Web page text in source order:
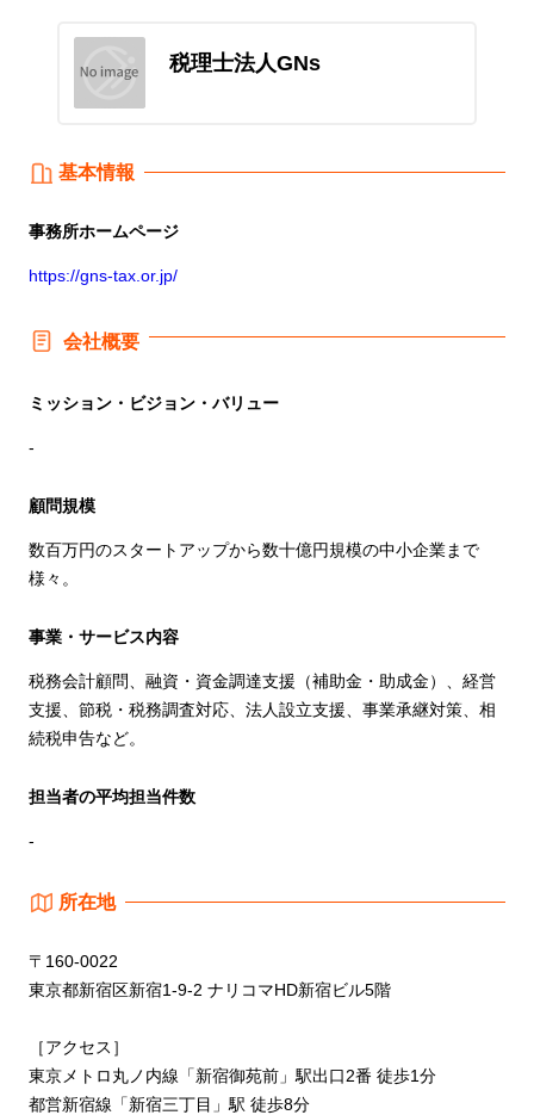
税理士法人GNs
基本情報
事務所ホームページ
https://gns-tax.or.jp/
会社概要
ミッション・ビジョン・バリュー
-
顧問規模
数百万円のスタートアップから数十億円規模の中小企業まで
様々。
事業・サービス内容
税務会計顧問、融資・資金調達支援（補助金・助成金）、経営
支援、節税・税務調査対応、法人設立支援、事業承継対策、相
続税申告など。
担当者の平均担当件数
-
所在地
〒160-0022
東京都新宿区新宿1-9-2 ナリコマHD新宿ビル5階
［アクセス］
東京メトロ丸ノ内線「新宿御苑前」駅出口2番 徒歩1分
都営新宿線「新宿三丁目」駅 徒歩8分